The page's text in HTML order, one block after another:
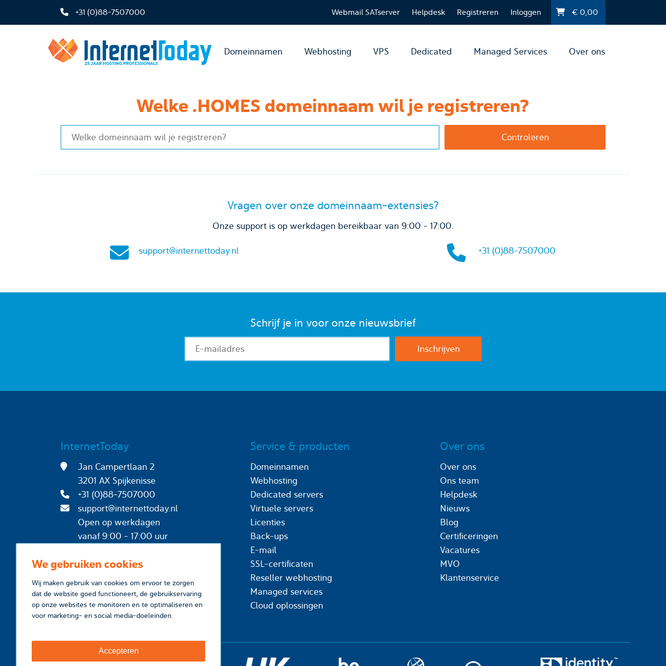
We gebruiken cookies
Wij maken gebruik van cookies om ervoor te zorgen
dat de website goed functioneert, de gebruikservaring
op onze websites te monitoren en te optimaliseren en
voor marketing- en social media-doeleinden.
Accepteren
+31 (0)88-7507000 Webmail SATserver Helpdesk Registreren Inloggen €0,00
Domeinnamen Webhosting VPS Dedicated Managed Services Over ons
Welke .HOMES domeinnaam wil je registreren?
Vragen over onze domeinnaam-extensies?
Onze support is op werkdagen bereikbaar van 9:00 - 17:00.
support@internettoday.nl +31 (0)88-7507000
Schrijf je in voor onze nieuwsbrief
InternetToday
Jan Campertlaan 2
3201 AX Spijkenisse
+31 (0)88-7507000
support@internettoday.nl
Open op werkdagen
vanaf 9:00 - 17:00 uur
Service & producten
Domeinnamen
Webhosting
Dedicated servers
Virtuele servers
Licenties
Back-ups
E-mail
SSL-certificaten
Reseller webhosting
Managed services
Cloud oplossingen
Over ons
Over ons
Ons team
Helpdesk
Nieuws
Blog
Certificeringen
Vacatures
MVO
Klantenservice